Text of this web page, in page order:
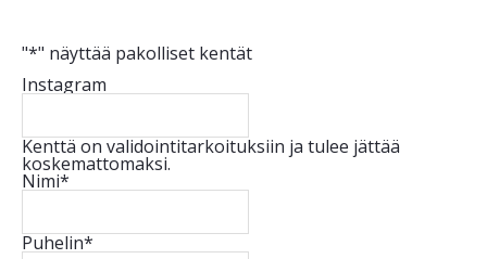
"*" näyttää pakolliset kentät
Instagram
Kenttä on validointitarkoituksiin ja tulee jättää
koskemattomaksi.
Nimi*
Puhelin*